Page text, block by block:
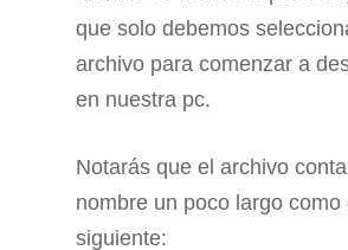
que solo debemos
archivo para comenzar a
en nuestra pc.
Notarás que el archivo
nombre un poco largo como
siguiente: